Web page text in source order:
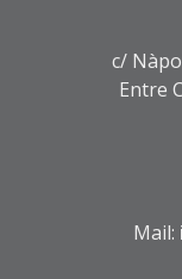
c/
Entre
Mail: